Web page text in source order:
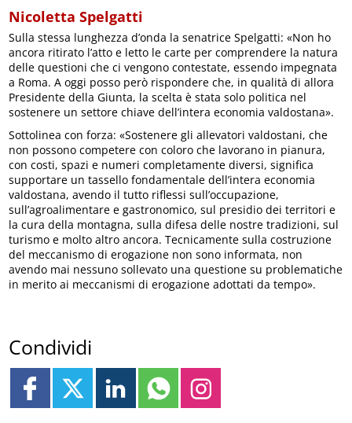
Nicoletta Spelgatti
Sulla stessa lunghezza d’onda la senatrice Spelgatti: «Non ho
ancora ritirato l’atto e letto le carte per comprendere la natura
delle questioni che ci vengono contestate, essendo impegnata
a Roma. A oggi posso però rispondere che, in qualità di allora
Presidente della Giunta, la scelta è stata solo politica nel
sostenere un settore chiave dell’intera economia valdostana».
Sottolinea con forza: «Sostenere gli allevatori valdostani, che
non possono competere con coloro che lavorano in pianura,
con costi, spazi e numeri completamente diversi, significa
supportare un tassello fondamentale dell’intera economia
valdostana, avendo il tutto riflessi sull’occupazione,
sull’agroalimentare e gastronomico, sul presidio dei territori e
la cura della montagna, sulla difesa delle nostre tradizioni, sul
turismo e molto altro ancora. Tecnicamente sulla costruzione
del meccanismo di erogazione non sono informata, non
avendo mai nessuno sollevato una questione su problematiche
in merito ai meccanismi di erogazione adottati da tempo».
Condividi